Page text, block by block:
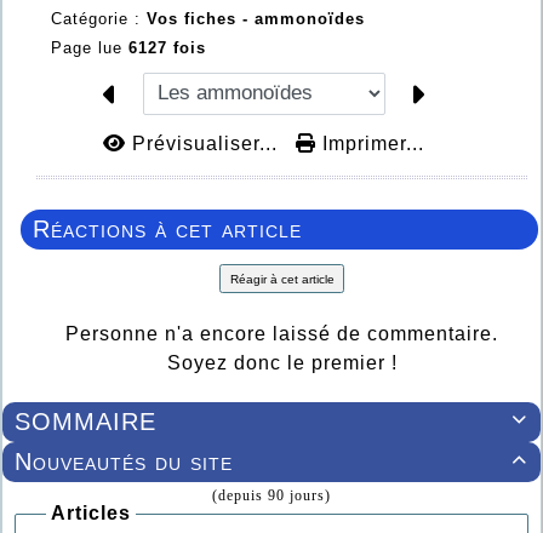

SOMMAIRE

Nouveautés du site
(depuis 90 jours)
Articles
Catégorie : Vos fiches - ammonoïdes
Page lue 6127 fois
Prévisualiser... Imprimer...
Réactions à cet article
Réagir à cet article
Personne n'a encore laissé de commentaire.
Soyez donc le premier !